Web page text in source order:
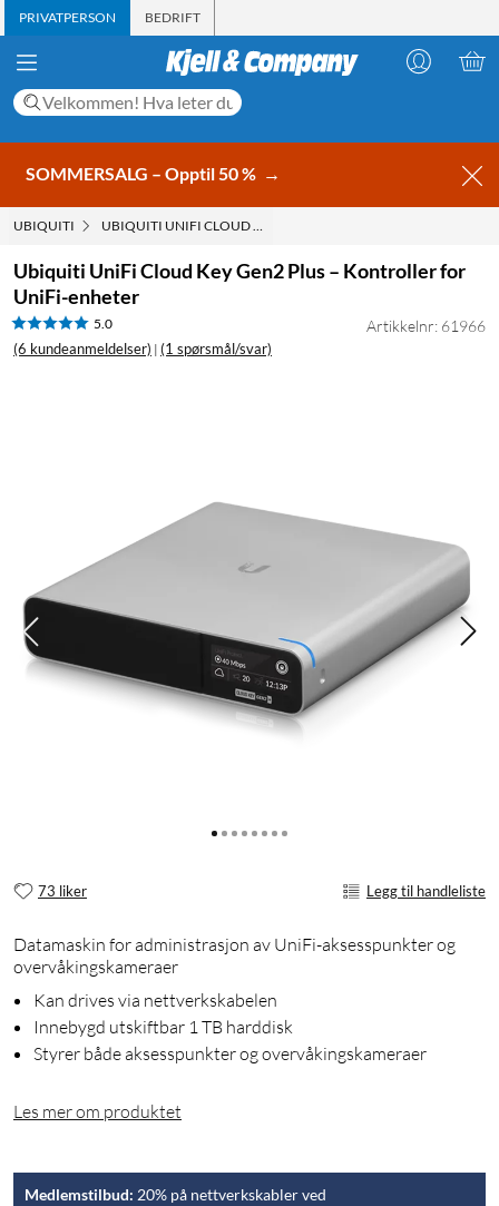
PRIVATPERSON BEDRIFT
SOMMERSALG – Opptil 50 % →
UBIQUITI UBIQUITI UNIFI CLOUD KEY GEN2 PLUS – KONTROLLER FOR
Ubiquiti UniFi Cloud Key Gen2 Plus – Kontroller for
UniFi-enheter
5.0
(6 kundeanmeldelser) | (1 spørsmål/svar)
Artikkelnr: 61966
73 liker Legg til handleliste
Datamaskin for administrasjon av UniFi-aksesspunkter og
overvåkingskameraer
Kan drives via nettverkskabelen
Innebygd utskiftbar 1 TB harddisk
Styrer både aksesspunkter og overvåkingskameraer
Les mer om produktet
Medlemstilbud: 20% på nettverkskabler ved